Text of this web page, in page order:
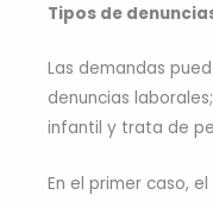
Tipos de
Las demandas
denuncias
infantil y trata de
En el primer caso,